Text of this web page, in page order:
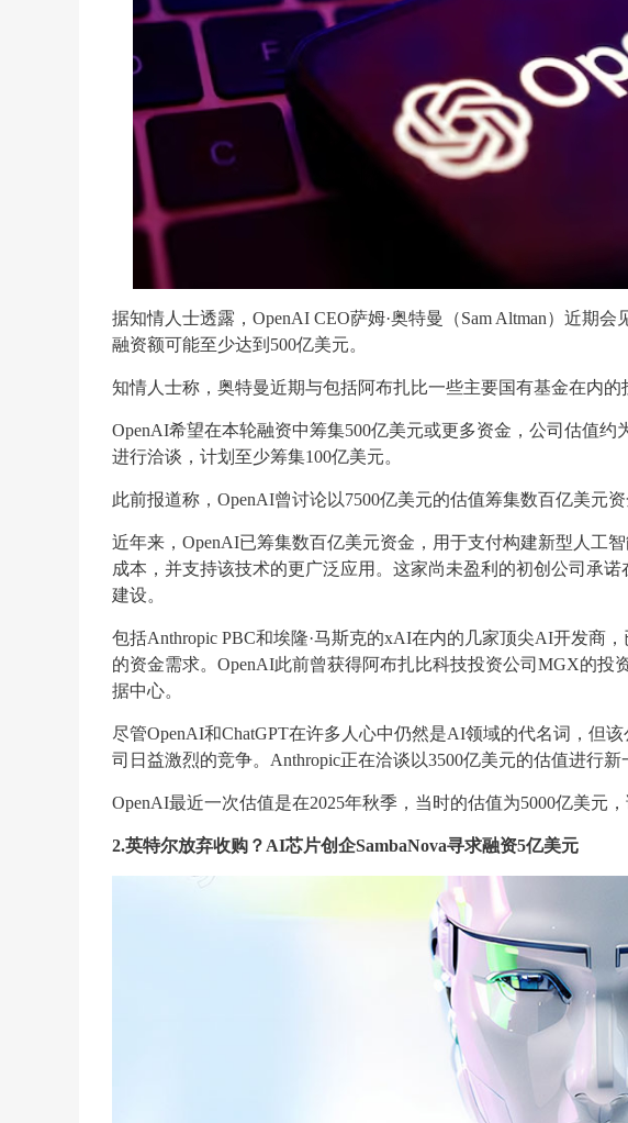
据知情人士透露，OpenAI CEO萨姆·奥特曼（Sam Altman）近期
融资额可能至少达到500亿美元。
知情人士称，奥特曼近期与包括阿布扎比一些主要国有基金在内的
OpenAI希望在本轮融资中筹集500亿美元或更多资金，公司估值约
进行洽谈，计划至少筹集100亿美元。
此前报道称，OpenAI曾讨论以7500亿美元的估值筹集数百亿美元资
近年来，OpenAI已筹集数百亿美元资金，用于支付构建新型人工
成本，并支持该技术的更广泛应用。这家尚未盈利的初创公司承
建设。
包括Anthropic PBC和埃隆·马斯克的xAI在内的几家顶尖AI开发商
的资金需求。OpenAI此前曾获得阿布扎比科技投资公司MGX的投
据中心。
尽管OpenAI和ChatGPT在许多人心中仍然是AI领域的代名词，但
司日益激烈的竞争。Anthropic正在洽谈以3500亿美元的估值进行新
OpenAI最近一次估值是在2025年秋季，当时的估值为5000亿美元
2.英特尔放弃收购？AI芯片创企SambaNova寻求融资5亿美元